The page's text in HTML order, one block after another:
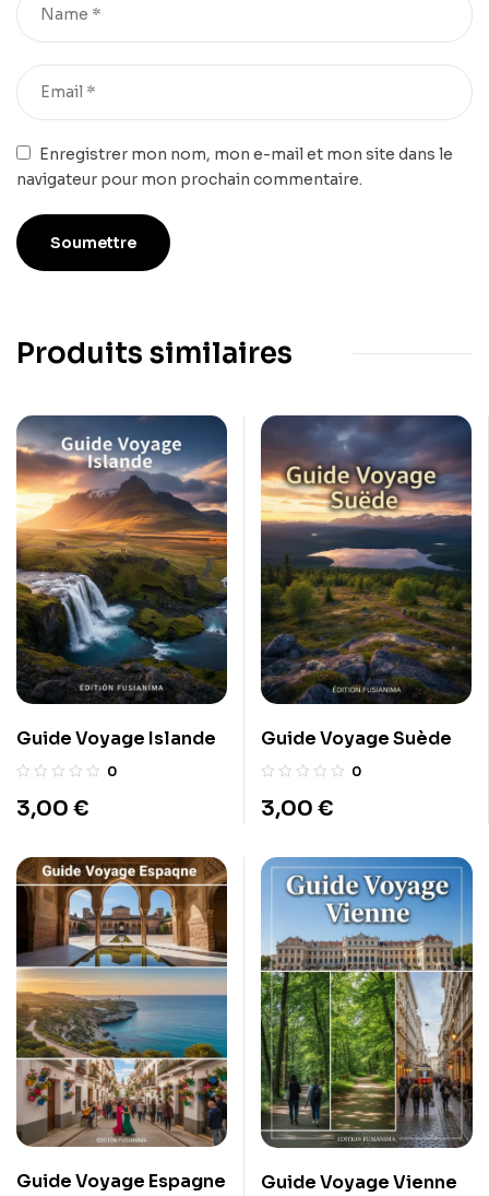
Enregistrer mon nom, mon e-mail et mon site dans le
navigateur pour mon prochain commentaire.
Produits similaires
Guide Voyage Islande
0
3,00 €
Guide Voyage Suède
0
3,00 €
Guide Voyage Espagne Guide Voyage Vienne